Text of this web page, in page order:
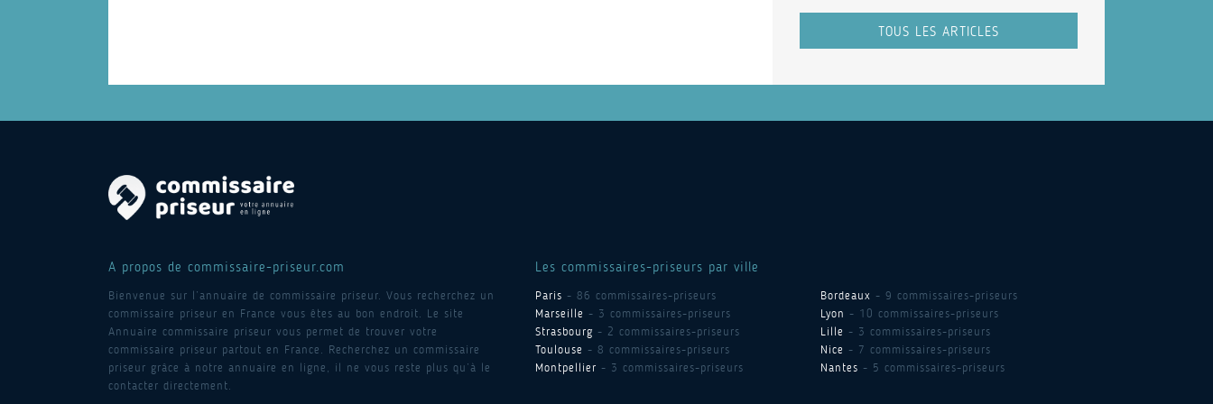
TOUS LES ARTICLES
A propos de commissaire-priseur.com
Bienvenue sur l’annuaire de commissaire priseur. Vous recherchez un
commissaire priseur en France vous êtes au bon endroit. Le site
Annuaire commissaire priseur vous permet de trouver votre
commissaire priseur partout en France. Recherchez un commissaire
priseur grâce à notre annuaire en ligne, il ne vous reste plus qu’à le
contacter directement.
Les commissaires-priseurs par ville
Paris - 86 commissaires-priseurs Bordeaux - 9 commissaires-priseurs
Marseille - 3 commissaires-priseurs Lyon - 10 commissaires-priseurs
Strasbourg - 2 commissaires-priseurs Lille - 3 commissaires-priseurs
Toulouse - 8 commissaires-priseurs Nice - 7 commissaires-priseurs
Montpellier - 3 commissaires-priseurs Nantes - 5 commissaires-priseurs